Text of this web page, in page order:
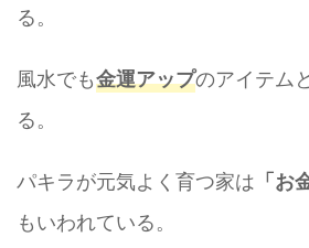
る。
風水でも金運アップのアイテム
る。
パキラが元気よく育つ家は 「お
もいわれている。